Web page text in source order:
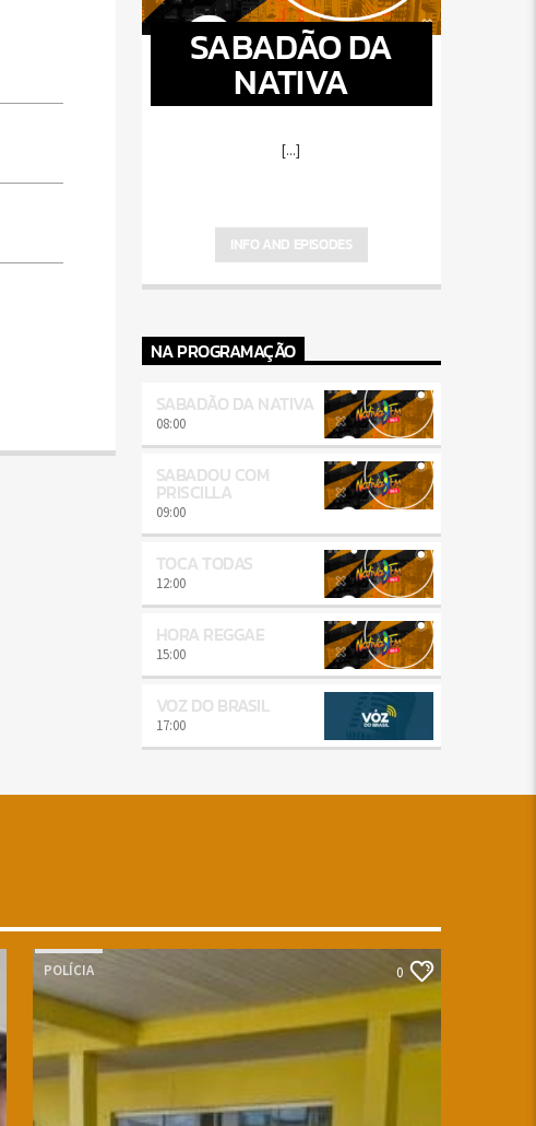
SABADÃO DA
NATIVA
[...]
INFO AND EPISODES
NA PROGRAMAÇÃO
SABADÃO DA NATIVA
08:00
SABADOU COM
PRISCILLA
09:00
TOCA TODAS
12:00
HORA REGGAE
15:00
VOZ DO BRASIL
17:00
POLÍCIA 0